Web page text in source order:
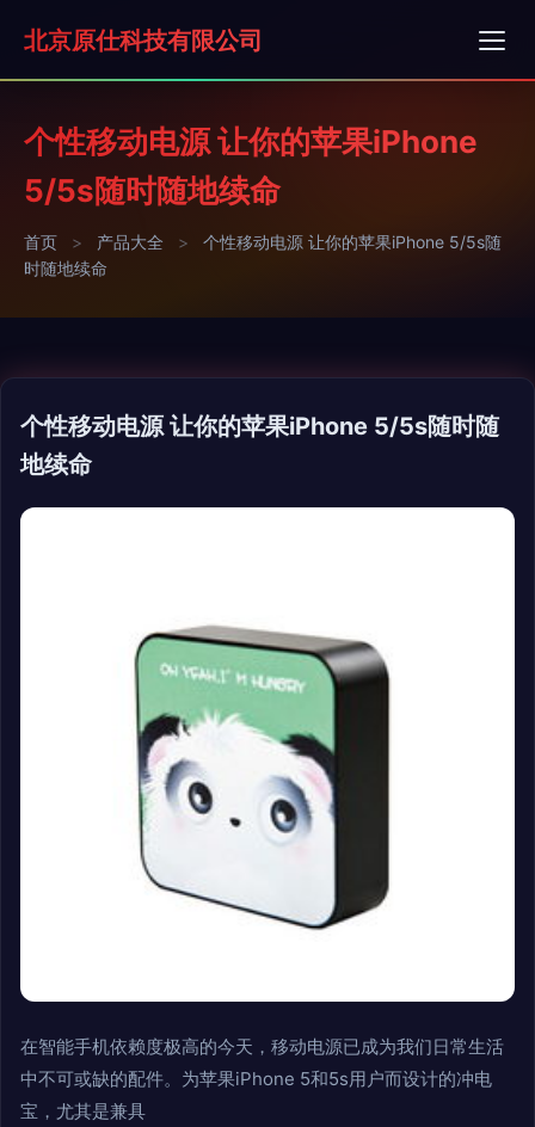
北京原仕科技有限公司
个性移动电源 让你的苹果iPhone
5/5s随时随地续命
首页 > 产品大全 >
个性移动电源 让你的苹果iPhone 5/5s随
时随地续命
个性移动电源 让你的苹果iPhone 5/5s随时随
地续命
在智能手机依赖度极高的今天，移动电源已成为我们日常生活
中不可或缺的配件。为苹果iPhone 5和5s用户而设计的冲电
宝，尤其是兼具